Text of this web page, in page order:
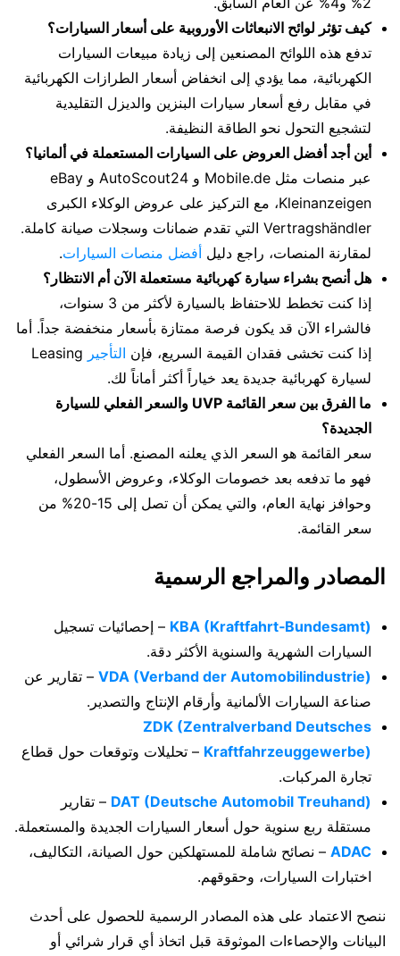
كيف تؤثر لوائح الانبعاثات الأوروبية على أسعار السيارات؟
تدفع هذه اللوائح المصنعين إلى زيادة مبيعات السيارات
الكهربائية، مما يؤدي إلى انخفاض أسعار الطرازات الكهربائية
في مقابل رفع أسعار سيارات البنزين والديزل التقليدية
لتشجيع التحول نحو الطاقة النظيفة.
أين أجد أفضل العروض على السيارات المستعملة في ألمانيا؟
عبر منصات مثل Mobile.de و AutoScout24 و eBay
Kleinanzeigen، مع التركيز على عروض الوكلاء الكبرى
Vertragshändler التي تقدم ضمانات وسجلات صيانة كاملة.
لمقارنة المنصات، راجع دليل أفضل منصات السيارات.
هل أنصح بشراء سيارة كهربائية مستعملة الآن أم الانتظار؟
إذا كنت تخطط للاحتفاظ بالسيارة لأكثر من 3 سنوات،
فالشراء الآن قد يكون فرصة ممتازة بأسعار منخفضة جداً. أما
إذا كنت تخشى فقدان القيمة السريع، فإن التأجير Leasing
لسيارة كهربائية جديدة يعد خياراً أكثر أماناً لك.
ما الفرق بين سعر القائمة UVP والسعر الفعلي للسيارة
الجديدة؟
سعر القائمة هو السعر الذي يعلنه المصنع. أما السعر الفعلي
فهو ما تدفعه بعد خصومات الوكلاء، وعروض الأسطول،
وحوافز نهاية العام، والتي يمكن أن تصل إلى 15-20% من
سعر القائمة.
المصادر والمراجع الرسمية
KBA (Kraftfahrt‑Bundesamt) – إحصائيات تسجيل
السيارات الشهرية والسنوية الأكثر دقة.
VDA (Verband der Automobilindustrie)
– تقارير عن
صناعة السيارات الألمانية وأرقام الإنتاج والتصدير.
ZDK (Zentralverband Deutsches
Kraftfahrzeuggewerbe) – تحليلات وتوقعات حول قطاع
تجارة المركبات.
DAT (Deutsche Automobil Treuhand) – تقارير
مستقلة ربع سنوية حول أسعار السيارات الجديدة والمستعملة.
ADAC – نصائح شاملة للمستهلكين حول الصيانة، التكاليف،
اختبارات السيارات، وحقوقهم.
ننصح الاعتماد على هذه المصادر الرسمية للحصول على أحدث
البيانات والإحصاءات الموثوقة قبل اتخاذ أي قرار شرائي أو